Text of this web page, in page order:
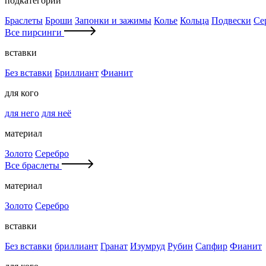
Браслеты Броши Запонки и зажимы Колье Кольца Подвески
Все пирсинги
вставки
Без вставки Бриллиант Фианит
для кого
для него для неё
материал
Золото Серебро
Все браслеты
материал
Золото Серебро
вставки
Без вставки бриллиант Гранат Изумруд Рубин Сапфир Фианит